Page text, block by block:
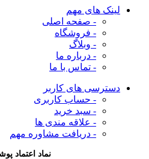
لینک های مهم
- صفحه اصلی
- فروشگاه
- وبلاگ
- درباره ما
- تماس با ما
دسترسی های کاربر
- حساب کاربری
- سبد خرید
- علاقه مندی ها
- دریافت مشاوره مهم
نماد اعتماد